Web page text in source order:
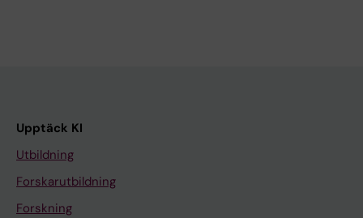
Upptäck KI
Utbildning
Forskarutbildning
Forskning